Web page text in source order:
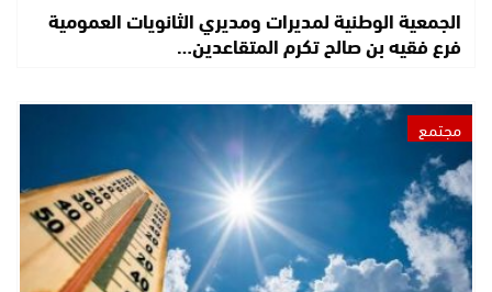
الجمعية الوطنية لمديرات ومديري الثانويات العمومية
فرع فقيه بن صالح تكرم المتقاعدين…
مجتمع